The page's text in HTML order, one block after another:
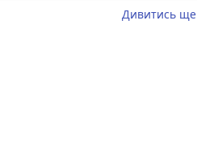
Дивитись ще